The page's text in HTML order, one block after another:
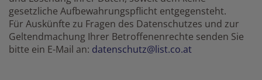
gesetzliche Aufbewahrungspflicht entgegensteht.
Für Auskünfte zu Fragen des Datenschutzes und zur
Geltendmachung Ihrer Betroffenenrechte senden Sie
bitte ein E-Mail an: datenschutz@list.co.at